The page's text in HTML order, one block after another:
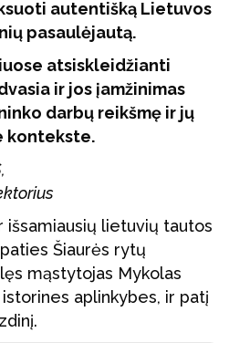
autentišką Lietuvos
pasaulėjautą.
atsiskleidžianti
ir jos įamžinimas
darbų reikšmę ir jų
kontekste.
išsamiausių lietuvių tautos
Šiaurės rytų
mąstytojas Mykolas
aplinkybes, ir patį